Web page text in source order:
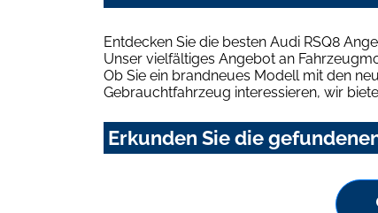
Entdecken Sie die besten Audi RSQ8
Unser vielfältiges Angebot an
Ob Sie ein brandneues Modell mit den
Gebrauchtfahrzeug interessieren, wir
Erkunden Sie die